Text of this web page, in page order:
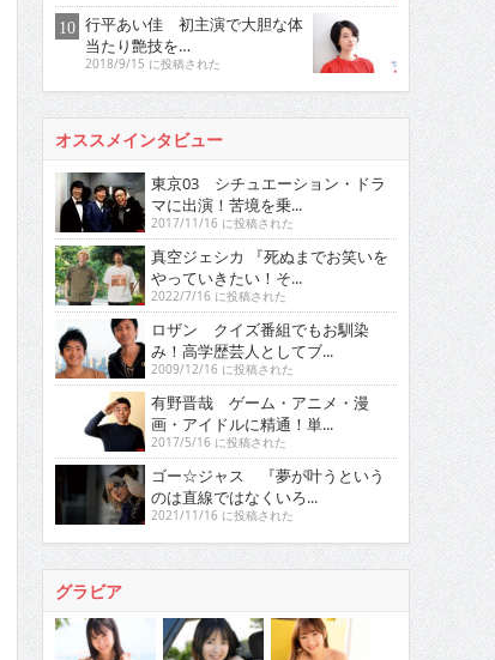
行平あい佳 初主演で大胆な体
当たり艶技を…
2018/9/15 に投稿された
オススメインタビュー
東京03 シチュエーション・ドラ
マに出演！苦境を乗...
2017/11/16 に投稿された
真空ジェシカ 『死ぬまでお笑いを
やっていきたい！そ...
2022/7/16 に投稿された
ロザン クイズ番組でもお馴染
み！高学歴芸人としてブ...
2009/12/16 に投稿された
有野晋哉 ゲーム・アニメ・漫
画・アイドルに精通！単...
2017/5/16 に投稿された
ゴー☆ジャス 『夢が叶うという
のは直線ではなくいろ...
2021/11/16 に投稿された
グラビア